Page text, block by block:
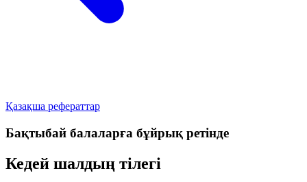
Қазақша рефераттар
Бақтыбай балаларға бұйрық ретінде
Кедей шалдың тілегі